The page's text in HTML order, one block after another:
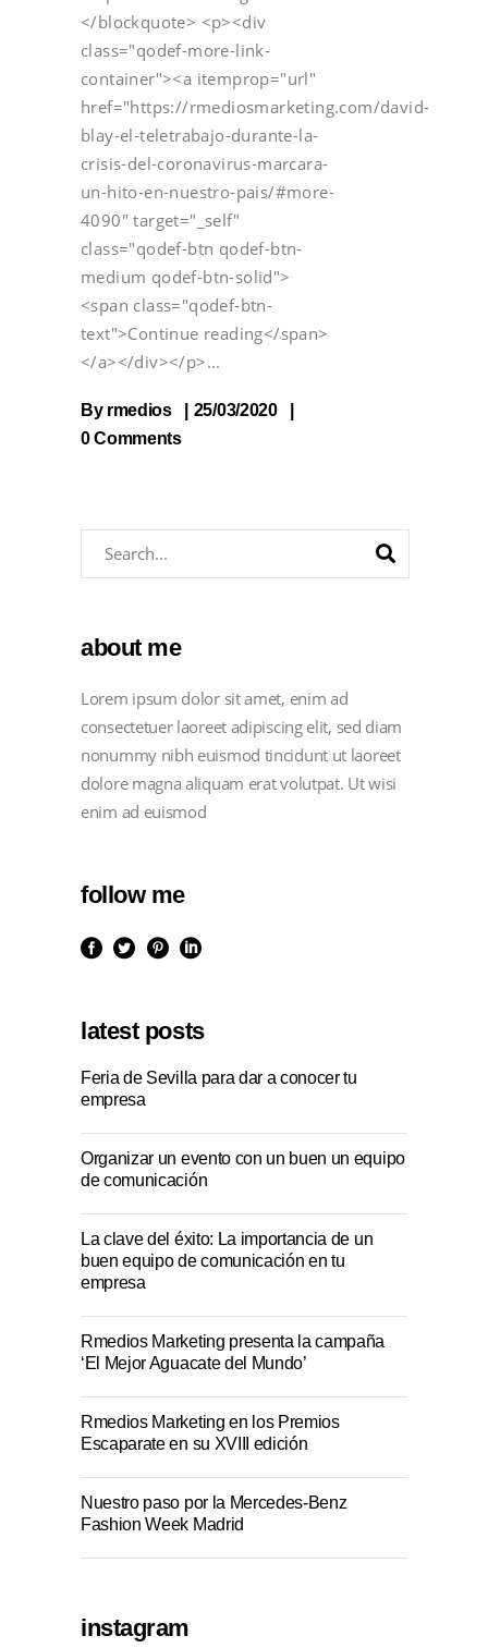
</blockquote> <p><div
class="qodef-more-link-
container"><a itemprop="url"
href="https://rmediosmarketing.com/david-
blay-el-teletrabajo-durante-la-
crisis-del-coronavirus-marcara-
un-hito-en-nuestro-pais/#more-
4090" target="_self"
class="qodef-btn qodef-btn-
medium qodef-btn-solid">
<span class="qodef-btn-
text">Continue reading</span>
</a></div></p>
By rmedios
25/03/2020
0 Comments
about me
Lorem ipsum dolor sit amet, enim ad
consectetuer laoreet adipiscing elit, sed diam
nonummy nibh euismod tincidunt ut laoreet
dolore magna aliquam erat volutpat. Ut wisi
enim ad euismod
follow me
latest posts
Feria de Sevilla para dar a conocer tu
empresa
Organizar un evento con un buen un equipo
de comunicación
La clave del éxito: La importancia de un
buen equipo de comunicación en tu
empresa
Rmedios Marketing presenta la campaña
‘El Mejor Aguacate del Mundo’
Rmedios Marketing en los Premios
Escaparate en su XVIII edición
Nuestro paso por la Mercedes-Benz
Fashion Week Madrid
instagram